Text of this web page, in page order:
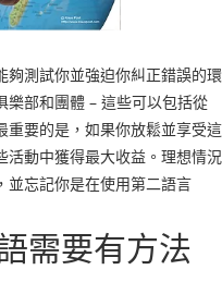
夠測試你並強迫你糾正錯誤的環
樂部和團體 – 這些可以包括從
重要的是，如果你放鬆並享受這
活動中獲得最大收益。理想情況
並忘記你是在使用第二語言
需要有方法